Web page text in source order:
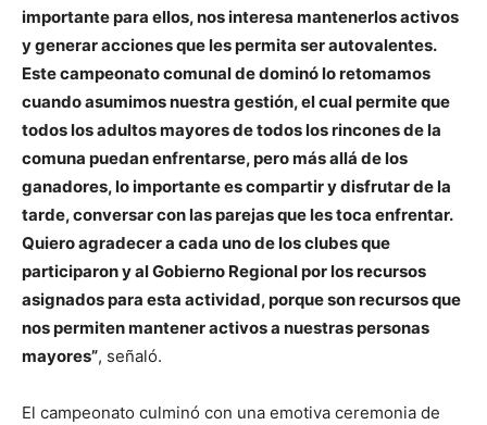
importante para ellos, nos interesa mantenerlos activos
y generar acciones que les permita ser autovalentes.
Este campeonato comunal de dominó lo retomamos
cuando asumimos nuestra gestión, el cual permite que
todos los adultos mayores de todos los rincones de la
comuna puedan enfrentarse, pero más allá de los
ganadores, lo importante es compartir y disfrutar de la
tarde, conversar con las parejas que les toca enfrentar.
Quiero agradecer a cada uno de los clubes que
participaron y al Gobierno Regional por los recursos
asignados para esta actividad, porque son recursos que
nos permiten mantener activos a nuestras personas
mayores”, señaló.
El campeonato culminó con una emotiva ceremonia de